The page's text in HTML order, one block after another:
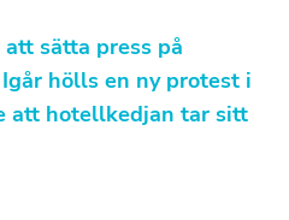
sätta press på
hölls en ny protest i
att hotellkedjan tar sitt